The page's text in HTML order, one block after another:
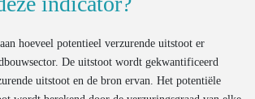
hoeveel potentieel verzurende uitstoot er
De uitstoot wordt gekwantificeerd
uitstoot en de bron ervan. Het potentiële